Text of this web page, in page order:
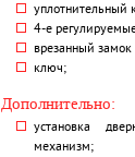
уплотнительный
4-е
врезанный
ключ;
Дополнительно:
установка
механизм;